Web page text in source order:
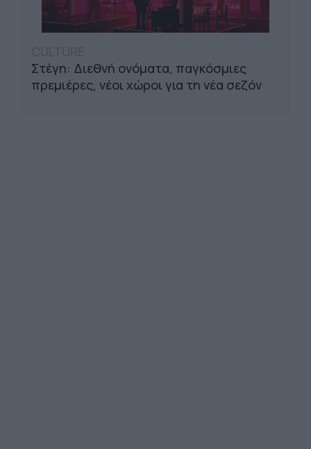
Στέγη: Διεθνή ονόματα, παγκόσμιες
πρεμιέρες, νέοι χώροι για τη νέα σεζόν